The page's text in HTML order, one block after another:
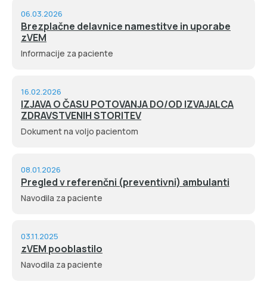
06.03.2026
Brezplačne delavnice namestitve in uporabe
zVEM
Informacije za paciente
16.02.2026
IZJAVA O ČASU POTOVANJA DO/OD IZVAJALCA
ZDRAVSTVENIH STORITEV
Dokument na voljo pacientom
08.01.2026
Pregled v referenčni (preventivni) ambulanti
Navodila za paciente
03.11.2025
zVEM pooblastilo
Navodila za paciente